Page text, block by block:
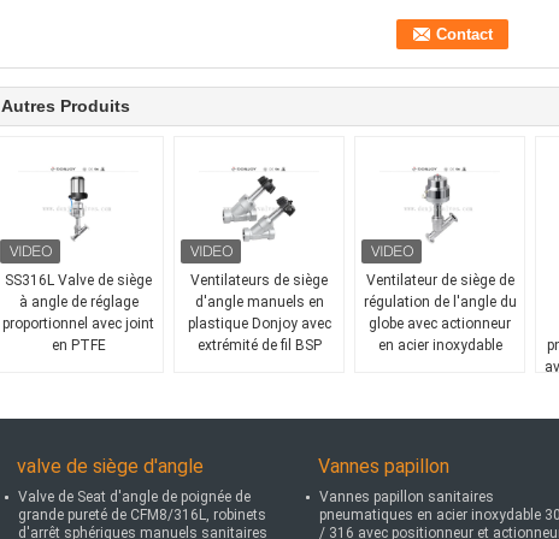
Autres Produits
SS316L Valve de siège
à angle de réglage
proportionnel avec joint
en PTFE
Ventilateurs de siège
d'angle manuels en
plastique Donjoy avec
extrémité de fil BSP
Ventilateur de siège de
régulation de l'angle du
globe avec actionneur
en acier inoxydable
valve de siège d'angle
Valve de Seat d'angle de poignée de
grande pureté de CFM8/316L, robinets
d'arrêt sphériques manuels sanitaires
Vannes papillon
Vannes papillon sanitaires
pneumatiques en acier inoxydable
/ 316 avec positionneur et